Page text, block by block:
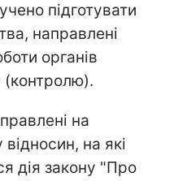
підготувати
направлені
органів
(контролю).
на
на які
дія закону "Про